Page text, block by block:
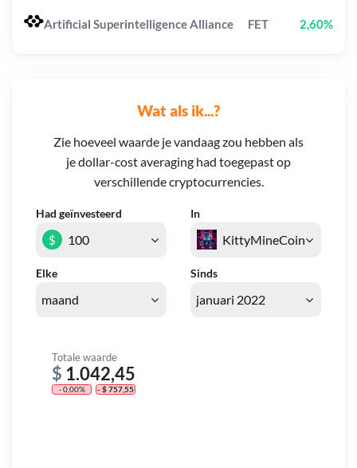
Wat als ik...?
Zie hoeveel waarde je vandaag zou hebben als
je dollar-cost averaging had toegepast op
verschillende cryptocurrencies.
Had geïnvesteerd In
Elke Sinds
$
Totale waarde
$ 1.042,45
- 0,00% - $ 757,55
Artificial Superintelligence Alliance FET 2,60%